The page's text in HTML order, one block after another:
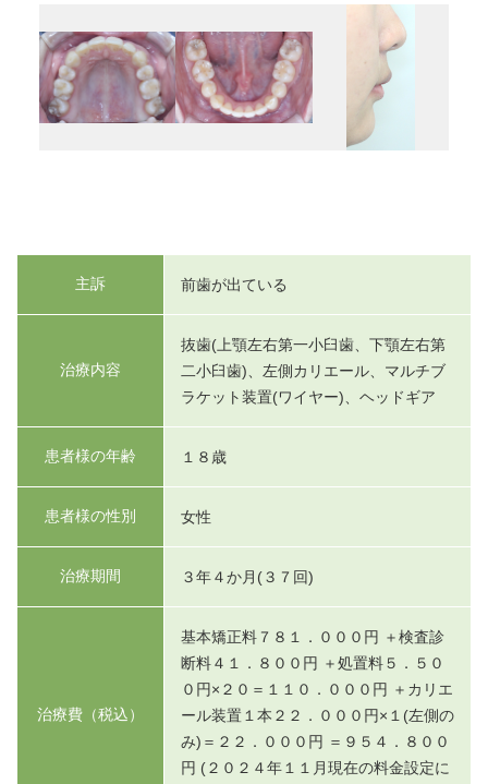
主訴 前歯が出ている
治療内容
抜歯(上顎左右第一小臼歯、下顎左右第
二小臼歯)、左側カリエール、マルチブ
ラケット装置(ワイヤー)、ヘッドギア
患者様の年齢 １８歳
患者様の性別 女性
治療期間 ３年４か月(３７回)
治療費（税込）
基本矯正料７８１．０００円 ＋検査診
断料４１．８００円 ＋処置料５．５０
０円×２０＝１１０．０００円 ＋カリエ
ール装置１本２２．０００円×１(左側の
み)＝２２．０００円 ＝９５４．８００
円 (２０２４年１１月現在の料金設定に